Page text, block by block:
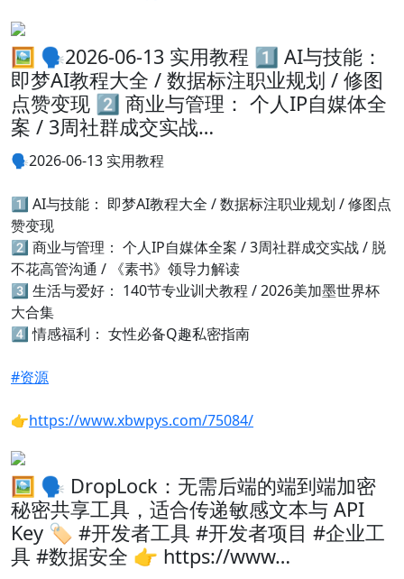
🖼 🗣️2026-06-13 实用教程 1️⃣ AI与技能：
即梦AI教程大全 / 数据标注职业规划 / 修图
点赞变现 2️⃣ 商业与管理： 个人IP自媒体全
案 / 3周社群成交实战…
🗣️2026-06-13 实用教程
1️⃣ AI与技能： 即梦AI教程大全 / 数据标注职业规划 / 修图点
赞变现
2️⃣ 商业与管理： 个人IP自媒体全案 / 3周社群成交实战 / 脱
不花高管沟通 / 《素书》领导力解读
3️⃣ 生活与爱好： 140节专业训犬教程 / 2026美加墨世界杯
大合集
4️⃣情感福利： 女性必备Q趣私密指南
#资源
👉https://www.xbwpys.com/75084/
🖼 🗣️ DropLock：无需后端的端到端加密
秘密共享工具，适合传递敏感文本与 API
Key 🏷️ #开发者工具 #开发者项目 #企业工
具 #数据安全 👉 https://www…